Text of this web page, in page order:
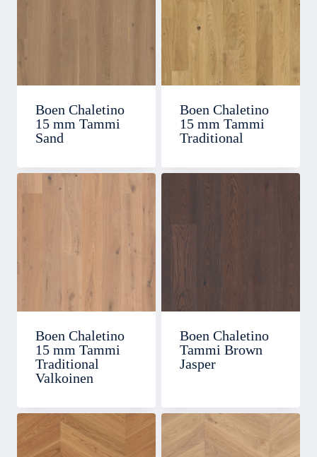
Boen Chaletino
15 mm Tammi
Sand
Boen Chaletino
15 mm Tammi
Traditional
Boen Chaletino
15 mm Tammi
Traditional
Valkoinen
Boen Chaletino
Tammi Brown
Jasper